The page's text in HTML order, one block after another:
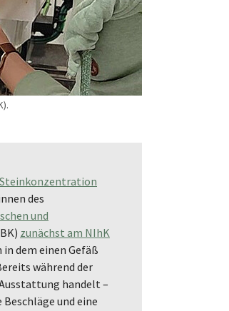
Steinkonzentration
des
und
zunächst am NIhK
dem einen Gefäß
während der
handelt –
und eine